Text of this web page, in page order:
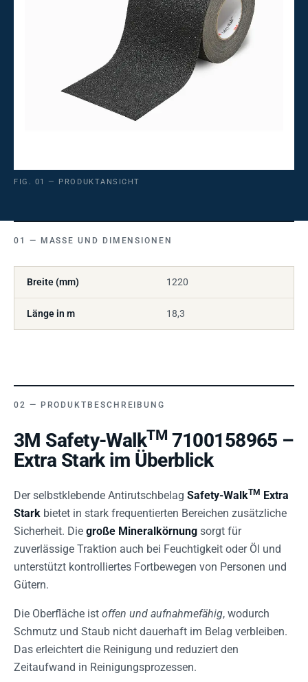
FIG. 01 — PRODUKTANSICHT
MASSE UND DIMENSIONEN
Breite (mm) 1220
Länge in m 18,3
PRODUKTBESCHREIBUNG
3M Safety-WalkTM 7100158965 –
Extra Stark im Überblick
Der selbstklebende Antirutschbelag Safety-WalkTM Extra
Stark bietet in stark frequentierten Bereichen zusätzliche
Sicherheit. Die große Mineralkörnung sorgt für
zuverlässige Traktion auch bei Feuchtigkeit oder Öl und
unterstützt kontrolliertes Fortbewegen von Personen und
Gütern.
Die Oberfläche ist offen und aufnahmefähig, wodurch
Schmutz und Staub nicht dauerhaft im Belag verbleiben.
Das erleichtert die Reinigung und reduziert den
Zeitaufwand in Reinigungsprozessen.